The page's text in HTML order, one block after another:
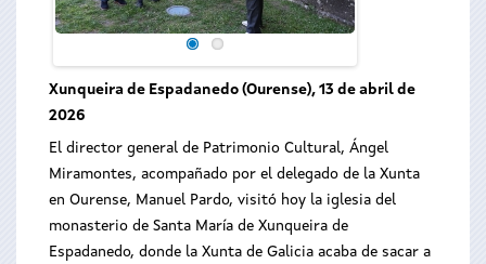
Xunqueira de Espadanedo (Ourense), 13 de abril de
2026
El director general de Patrimonio Cultural, Ángel
Miramontes, acompañado por el delegado de la Xunta
en Ourense, Manuel Pardo, visitó hoy la iglesia del
monasterio de Santa María de Xunqueira de
Espadanedo, donde la Xunta de Galicia acaba de sacar a